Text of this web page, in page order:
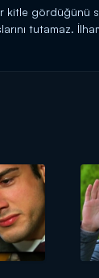
kitle gördüğünü
tutamaz.
isteği kabul